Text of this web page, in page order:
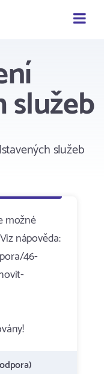
služeb
služeb
možné
nápověda:
46-